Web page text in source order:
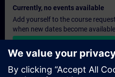
Currently, no events available
Add yourself to the course
when new dates become